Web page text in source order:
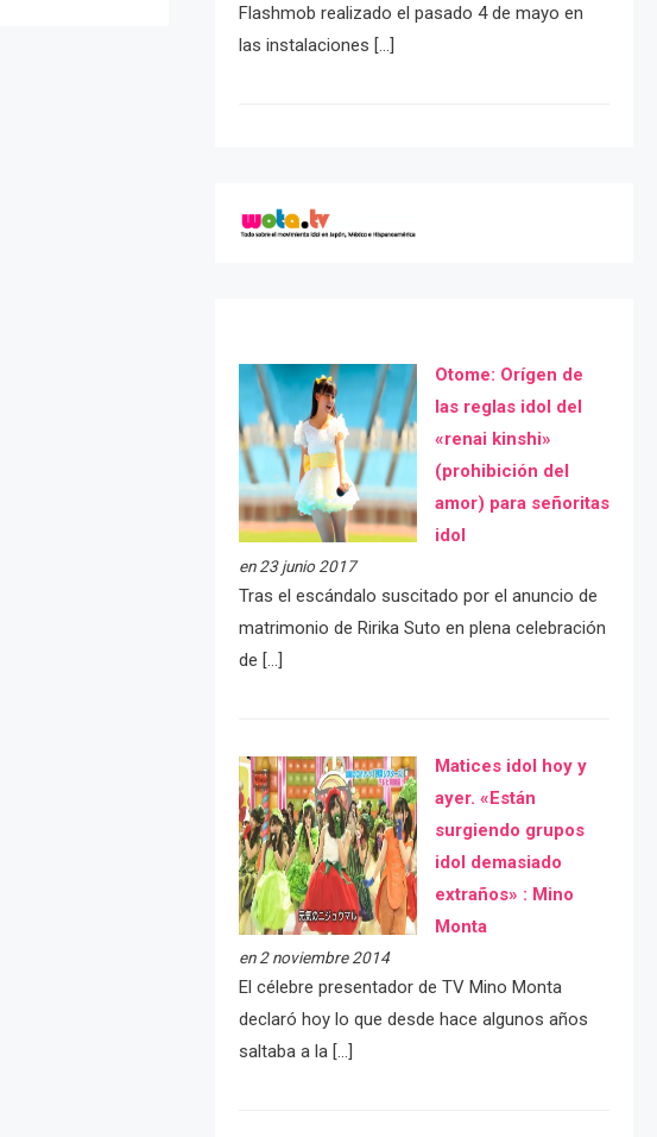
Flashmob realizado el pasado 4 de mayo en
las instalaciones […]
Otome: Orígen de
las reglas idol del
«renai kinshi»
(prohibición del
amor) para señoritas
idol
en 23 junio 2017
Tras el escándalo suscitado por el anuncio de
matrimonio de Ririka Suto en plena celebración
de […]
Matices idol hoy y
ayer. «Están
surgiendo grupos
idol demasiado
extraños» : Mino
Monta
en 2 noviembre 2014
El célebre presentador de TV Mino Monta
declaró hoy lo que desde hace algunos años
saltaba a la […]